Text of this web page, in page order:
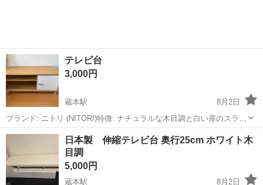
テレビ台
3,000円
蔵本駅
8月2日
ブランド: ニトリ (NITORI)特徴: ナチュラルな木目調と白い扉のスライ
ド式収納機能: 移動に便利なキャスター付きサイズ: 幅約79cm、高さ約
35cm (キャスターあり)
徳島 徳島市 蔵本駅 収納家具
日本製 伸縮テレビ台 奥行25cm ホワイト木
目調
5,000円
蔵本駅
8月2日